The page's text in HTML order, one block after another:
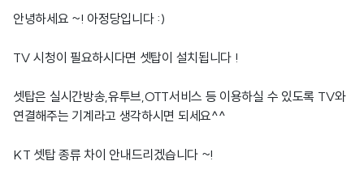
안녕하세요 ~! 아정당입니다 :)
TV 시청이 필요하시다면 셋탑이 설치됩니다 !
셋탑은 실시간방송,유투브,OTT서비스 등 이용하실 수 있도록 TV와
연결해주는 기계라고 생각하시면 되세요^^
KT 셋탑 종류 차이 안내드리겠습니다 ~!